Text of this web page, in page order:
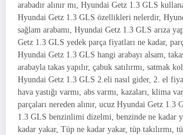
arabadır alınır mı, Hyundai Getz 1.3 GLS
Hyundai Getz 1.3 GLS özellikleri nelerdir,
sağlam arabamı, Hyundai Getz 1.3 GLS arıza
Getz 1.3 GLS yedek parça fiyatları ne kadar,
Hyundai Getz 1.3 GLS hangi arabayı alsam,
arabayla takas yapılır, çabuk satılırmı, satmak
Hyundai Getz 1.3 GLS 2.eli nasıl gider, 2. el
hava yastığı varmı, abs varmı, kazaları, klima
parçaları nereden alınır, ucuz Hyundai Getz 1.3
1.3 GLS benzinlimi dizelmi, benzinde ne kadar
kadar yakar, Tüp ne kadar yakar, tüp takılırmı,